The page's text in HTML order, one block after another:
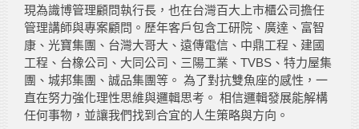
現為識博管理顧問執行長，也在台灣百大上市櫃公司擔任
管理講師與專案顧問。歷年客戶包含工研院、廣達、富智
康、光寶集團、台灣大哥大、遠傳電信、中鼎工程、建國
工程、台橡公司、大同公司、三陽工業、TVBS、特力屋集
團、城邦集團、誠品集團等。 為了對抗雙魚座的感性，一
直在努力強化理性思維與邏輯思考。 相信邏輯發展能解構
任何事物，並讓我們找到合宜的人生策略與方向。